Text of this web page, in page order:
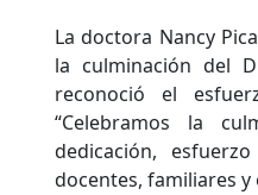
La doctora Nancy
la culminación del
reconoció el
“Celebramos la
dedicación,
docentes, familiares y